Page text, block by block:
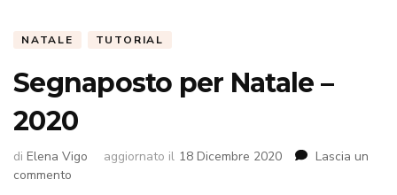
NATALE TUTORIAL
Segnaposto per Natale –
2020
di Elena Vigo aggiornato il 18 Dicembre 2020
Lascia un
commento